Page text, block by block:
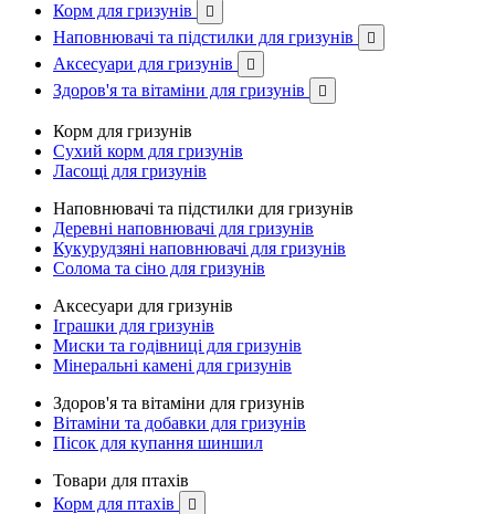
Корм для гризунів

Наповнювачі та підстилки для гризунів 
Аксесуари для гризунів 
Здоров'я та вітаміни для гризунів 
Корм для гризунів
Сухий корм для гризунів
Ласощі для гризунів
Наповнювачі та підстилки для гризунів
Деревні наповнювачі для гризунів
Кукурудзяні наповнювачі для гризунів
Солома та сіно для гризунів
Аксесуари для гризунів
Іграшки для гризунів
Миски та годівниці для гризунів
Мінеральні камені для гризунів
Здоров'я та вітаміни для гризунів
Вітаміни та добавки для гризунів
Пісок для купання шиншил
Товари для птахів
Корм для птахів
